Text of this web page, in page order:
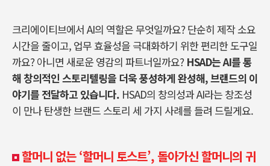
크리에이티브에서 AI의 역할은 무엇일까요? 단순히 제작 소요
시간을 줄이고, 업무 효율성을 극대화하기 위한 편리한 도구일
까요? 아니면 새로운 영감의 파트너일까요? HSAD는AI를 통
해 창의적인 스토리텔링을 더욱 풍성하게 완성해,브랜드의 이
야기를 전달하고 있습니다. HSAD의 창의성과AI라는 창조성
이 만나 탄생한 브랜드 스토리 세 가지 사례를 들려 드릴게요.
할머니 없는 ‘할머니 토스트’, 돌아가신 할머니의 귀